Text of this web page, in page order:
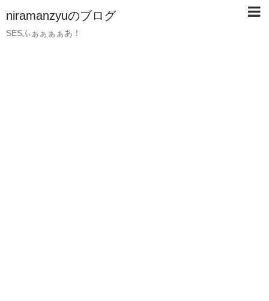
niramanzyuのブログ
SESふぁぁぁぁあ！